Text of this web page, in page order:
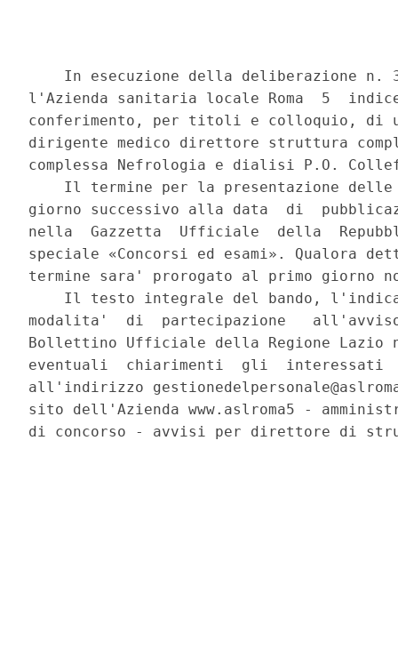
In esecuzione della deliberazione n.
l'Azienda sanitaria locale Roma  5
conferimento, per titoli e colloquio, di
dirigente medico direttore struttura
complessa Nefrologia e dialisi P.O.
Il termine per la presentazione
giorno successivo alla data  di
nella  Gazzetta  Ufficiale  della
speciale «Concorsi ed esami».
termine sara' prorogato al primo giorno
Il testo integrale del bando,
modalita'  di  partecipazione
Bollettino Ufficiale della Regione Lazio
eventuali  chiarimenti  gli  interessati
all'indirizzo
sito dell'Azienda www.aslroma5 -
di concorso - avvisi per direttore di